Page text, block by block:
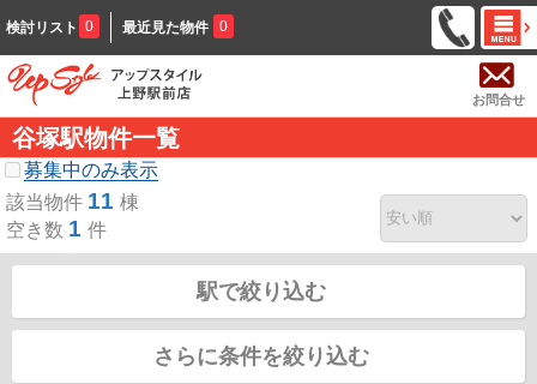
検討リスト 0 最近見た物件 0
お問合せ
谷塚駅物件一覧
募集中のみ表示
該当物件 11 棟
空き数 1 件
駅で絞り込む
さらに条件を絞り込む